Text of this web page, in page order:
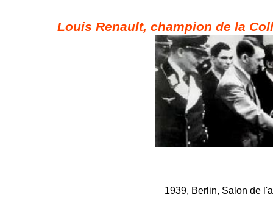
Louis Renault, champion de la
1939, Berlin, Salon de